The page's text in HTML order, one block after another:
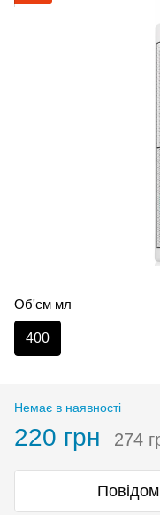
Об'єм мл
400
Немає в наявності
220 грн 274